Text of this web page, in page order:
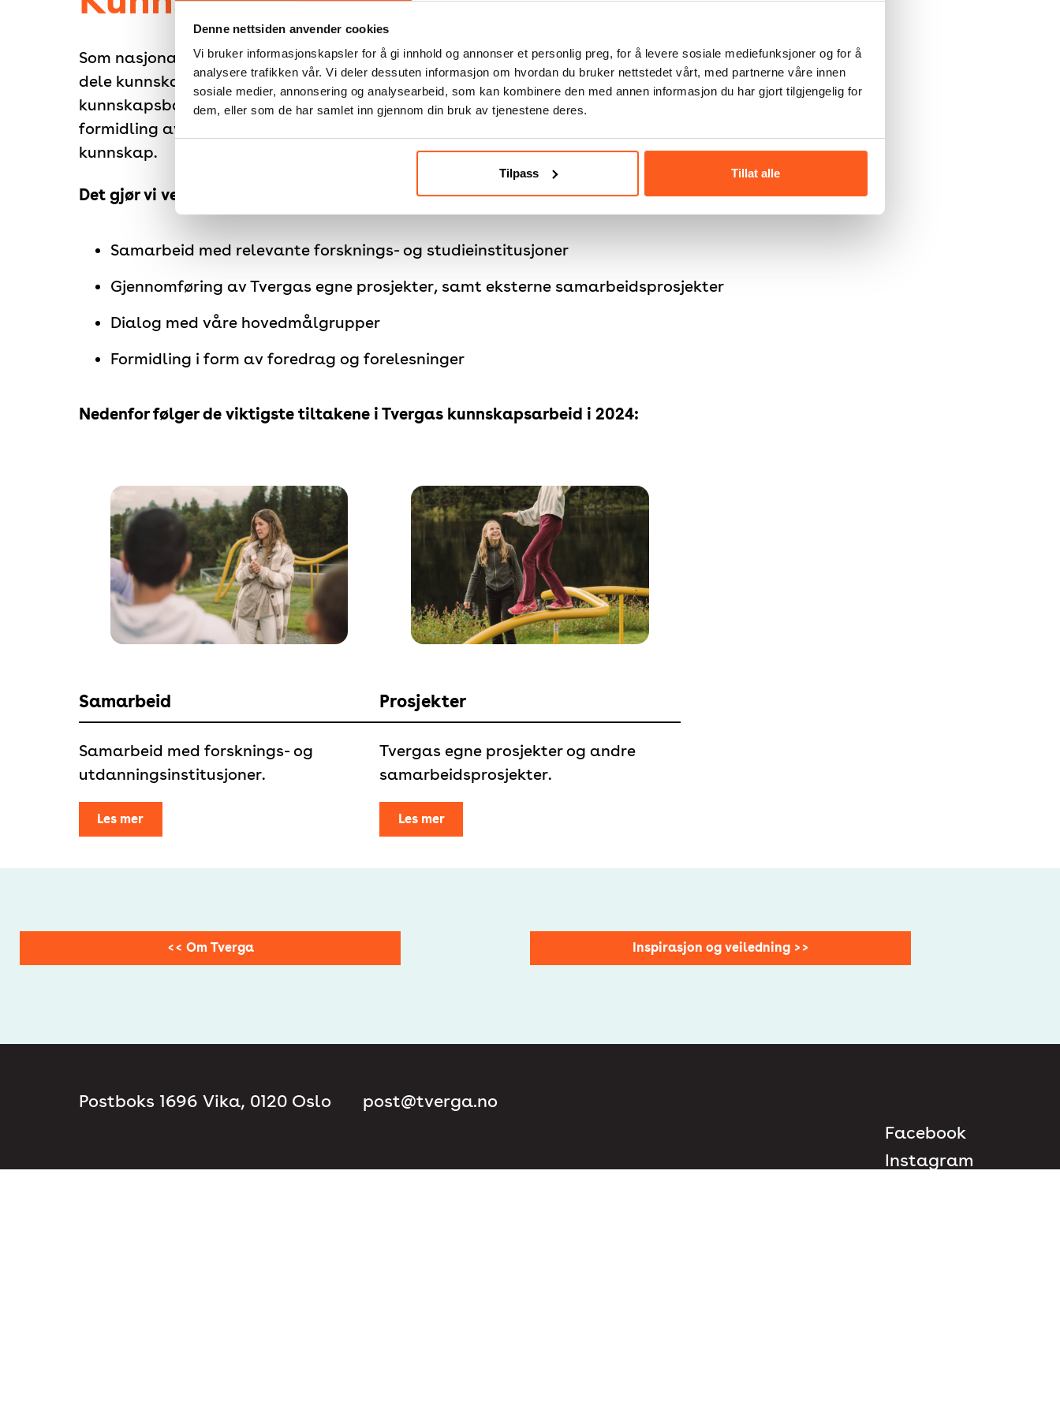
Denne nettsiden anvender cookies
Vi bruker informasjonskapsler for å gi innhold og annonser et personlig preg, for å levere sosiale mediefunksjoner og for å
analysere trafikken vår. Vi deler dessuten informasjon om hvordan du bruker nettstedet vårt, med partnerne våre innen
sosiale medier, annonsering og analysearbeid, som kan kombinere den med annen informasjon du har gjort tilgjengelig for
dem, eller som de har samlet inn gjennom din bruk av tjenestene deres.
Tilpass Tillat alle
Som nasjonalt ressurssenter er en av våre kjerneoppgaver å samle, systematisere og
dele kunnskap fra og om vårt fagfelt. I Tverga bygger vi vårt arbeid på
kunnskapsbasert praksis som betyr at vi vektlegger innhenting, systematisering og
formidling av både forskningsbasert, erfaringsbasert og medvirkningsbasert
kunnskap.
Det gjør vi ved:
Samarbeid med relevante forsknings- og studieinstitusjoner
Gjennomføring av Tvergas egne prosjekter, samt eksterne samarbeidsprosjekter
Dialog med våre hovedmålgrupper
Formidling i form av foredrag og forelesninger
Nedenfor følger de viktigste tiltakene i Tvergas kunnskapsarbeid i 2024:
Samarbeid
Samarbeid med forsknings- og
utdanningsinstitusjoner.
Les mer
Prosjekter
Tvergas egne prosjekter og andre
samarbeidsprosjekter.
Les mer
<< Om Tverga Inspirasjon og veiledning >>
Postboks 1696 Vika, 0120 Oslo
post@tverga.no
Facebook
Instagram